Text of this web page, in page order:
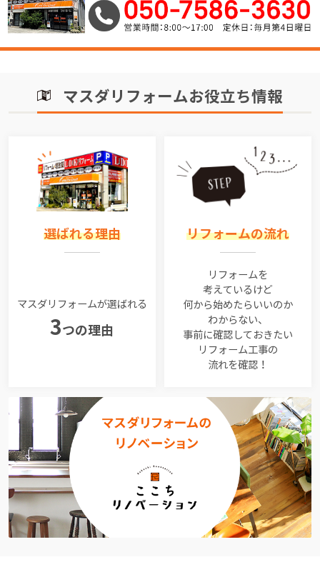
マスダリフォームお役立ち情報
選ばれる理由
マスダリフォームが選ばれる
3つの理由
リフォームの流れ
リフォームを
考えているけど
何から始めたらいいのか
わからない、
事前に確認しておきたい
リフォーム工事の
流れを確認！